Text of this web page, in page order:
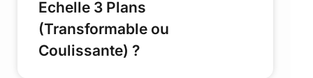
Echelle 3 Plans
(Transformable ou
Coulissante) ?